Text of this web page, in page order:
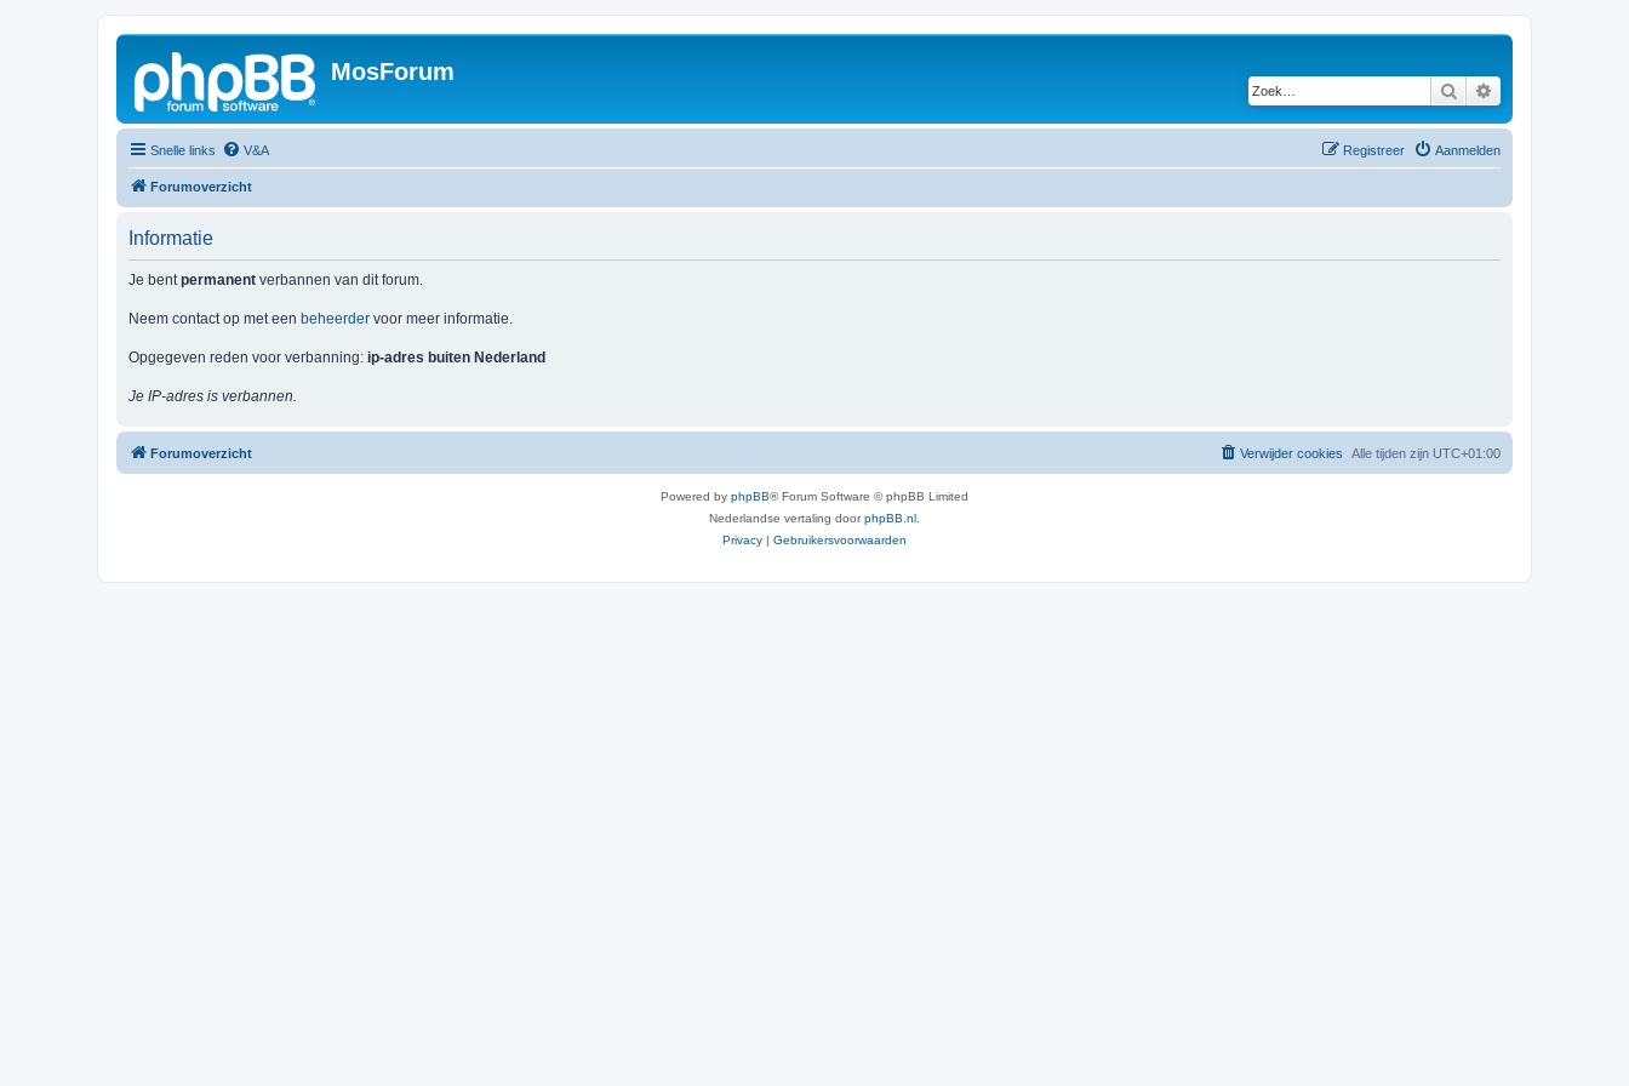
MosForum
Zoek
Snelle links V&A Aanmelden
Registreer
Forumoverzicht
Informatie
Je bentpermanent verbannen van dit forum.
Neem contact op met een beheerder voor meer informatie.
Opgegeven reden voor verbanning: ip-adres buiten Nederland
Je IP-adres is verbannen.
Forumoverzicht Alle tijden zijn UTC+01:00
Verwijder cookies
Powered by phpBB® Forum Software © phpBB Limited
Nederlandse vertaling doorphpBB.nl
Privacy | Gebruikersvoorwaarden